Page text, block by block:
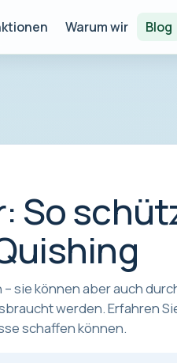
Warum wir Blog
So
sie können aber auch
werden. Erfahren
schaffen können.